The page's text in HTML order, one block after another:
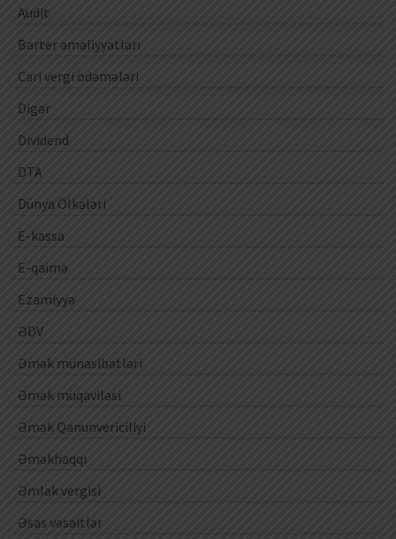
Audit
Barter əməliyyatları
Cari vergi ödəmələri
Digər
Dividend
DTA
Dünya Ölkələri
E-kassa
E-qaimə
Ezamiyyə
ƏDV
Əmək münasibətləri
Əmək müqaviləsi
Əmək Qanunvericiliyi
Əməkhaqqı
Əmlak vergisi
Əsas vəsaitlər